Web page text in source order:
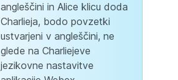
angleščini in Alice klicu doda
Charlieja, bodo povzetki
ustvarjeni v angleščini, ne
glede na Charliejeve
jezikovne nastavitve